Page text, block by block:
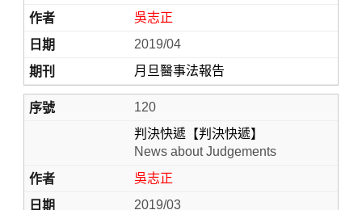
吳志正
2019/04
月旦醫事法報告
120
判決快遞【判決快遞】
News about Judgements
吳志正
2019/03